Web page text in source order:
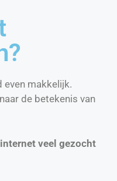
even makkelijk.
de betekenis van
veel gezocht